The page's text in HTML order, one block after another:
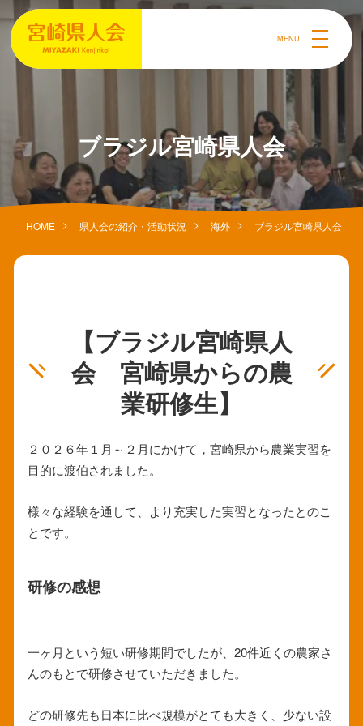
MENU
ブラジル宮崎県人会
HOME 県人会の紹介・活動状況 海外 ブラジル宮崎県人会
【ブラジル宮崎県人
会 宮崎県からの農
業研修生】
２０２６年１月～２月にかけて，宮崎県から農業実習を
目的に渡伯されました。
様々な経験を通して、より充実した実習となったとのこ
とです。
研修の感想
一ヶ月という短い研修期間でしたが、20件近くの農家さ
んのもとで研修させていただきました。
どの研修先も日本に比べ規模がとても大きく、少ない設